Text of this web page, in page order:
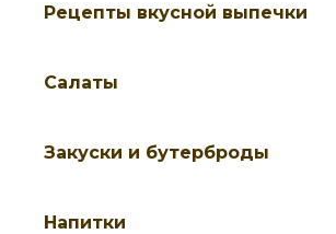
Рецепты вкусной выпечки
Салаты
Закуски и бутерброды
Напитки